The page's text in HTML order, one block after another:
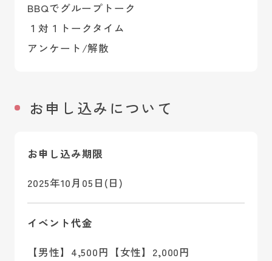
BBQでグループトーク
１対１トークタイム
アンケート/解散
お申し込みについて
お申し込み期限
2025年10月05日(日)
イベント代金
【男性】4,500円【女性】2,000円